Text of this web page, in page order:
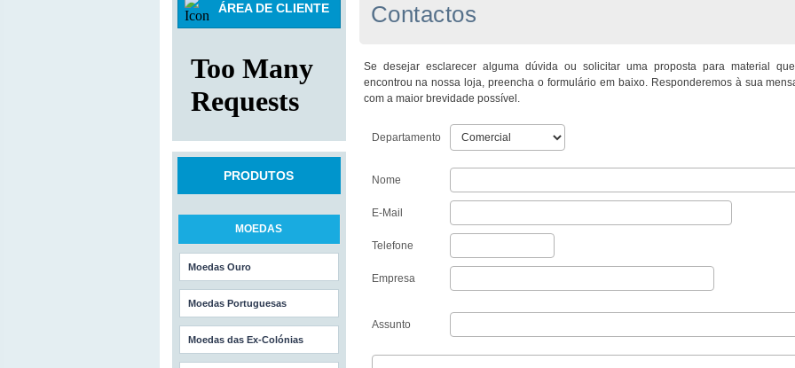
ÁREA DE CLIENTE
PRODUTOS
MOEDAS
Moedas Ouro
Moedas Portuguesas
Moedas das Ex-Colónias
Contactos
Se desejar esclarecer alguma dúvida ou solicitar uma proposta para material
encontrou na nossa loja, preencha o formulário em baixo. Responderemos à sua
com a maior brevidade possível.
Departamento
Nome
E-Mail
Telefone
Empresa
Assunto